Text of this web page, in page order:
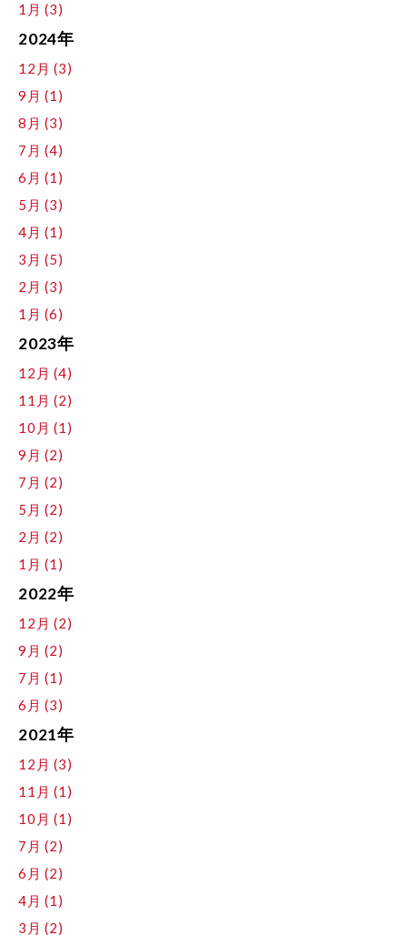
1月 (3)
2024年
12月 (3)
9月 (1)
8月 (3)
7月 (4)
6月 (1)
5月 (3)
4月 (1)
3月 (5)
2月 (3)
1月 (6)
2023年
12月 (4)
11月 (2)
10月 (1)
9月 (2)
7月 (2)
5月 (2)
2月 (2)
1月 (1)
2022年
12月 (2)
9月 (2)
7月 (1)
6月 (3)
2021年
12月 (3)
11月 (1)
10月 (1)
7月 (2)
6月 (2)
4月 (1)
3月 (2)